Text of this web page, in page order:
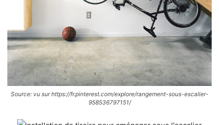
Source: vu sur https://fr.pinterest.com/explore/rangement-sous-escalier-
958536797151/